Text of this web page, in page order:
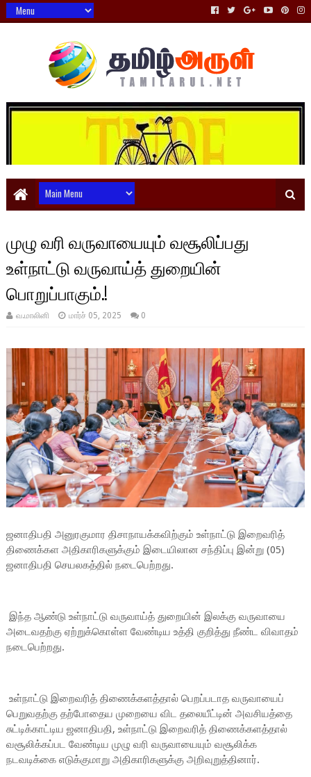
முழு வரி வருவாயையும் வசூலிப்பது
உள்நாட்டு வருவாய்த் துறையின்
பொறுப்பாகும்.!
வ.மாலினி மார்ச் 05, 2025 0
ஜனாதிபதி அனுரகுமார திசாநாயக்கவிற்கும் உள்நாட்டு இறைவரித்
திணைக்கள அதிகாரிகளுக்கும் இடையிலான சந்திப்பு இன்று (05)
ஜனாதிபதி செயலகத்தில் நடைபெற்றது.
இந்த ஆண்டு உள்நாட்டு வருவாய்த் துறையின் இலக்கு வருவாயை
அடைவதற்கு ஏற்றுக்கொள்ள வேண்டிய உத்தி குறித்து நீண்ட விவாதம்
நடைபெற்றது.
உள்நாட்டு இறைவரித் திணைக்களத்தால் பெறப்படாத வருவாயைப்
பெறுவதற்கு தற்போதைய முறையை விட தலையீட்டின் அவசியத்தை
சுட்டிக்காட்டிய ஜனாதிபதி, உள்நாட்டு இறைவரித் திணைக்களத்தால்
வசூலிக்கப்பட வேண்டிய முழு வரி வருவாயையும் வசூலிக்க
நடவடிக்கை எடுக்குமாறு அதிகாரிகளுக்கு அறிவுறுத்தினார்.